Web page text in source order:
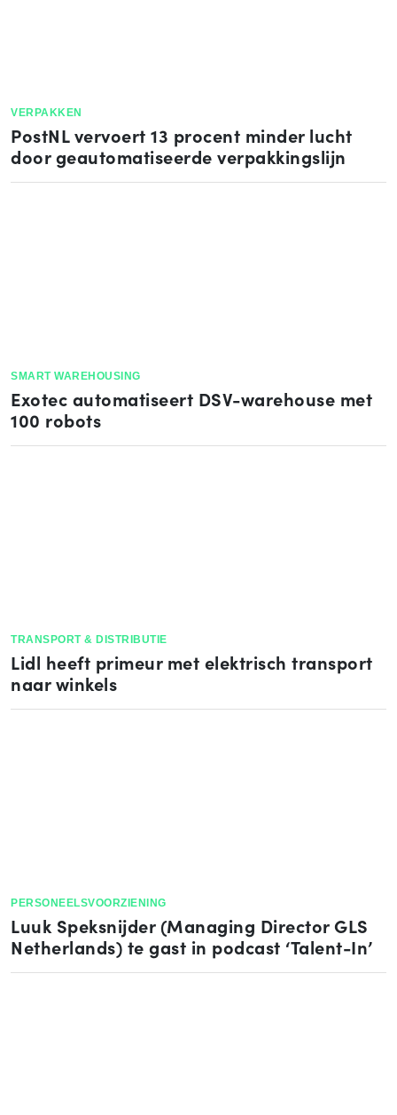
VERPAKKEN
PostNL vervoert 13 procent minder lucht
door geautomatiseerde verpakkingslijn
SMART WAREHOUSING
Exotec automatiseert DSV-warehouse met
100 robots
TRANSPORT & DISTRIBUTIE
Lidl heeft primeur met elektrisch transport
naar winkels
PERSONEELSVOORZIENING
Luuk Speksnijder (Managing Director GLS
Netherlands) te gast in podcast ‘Talent-In’